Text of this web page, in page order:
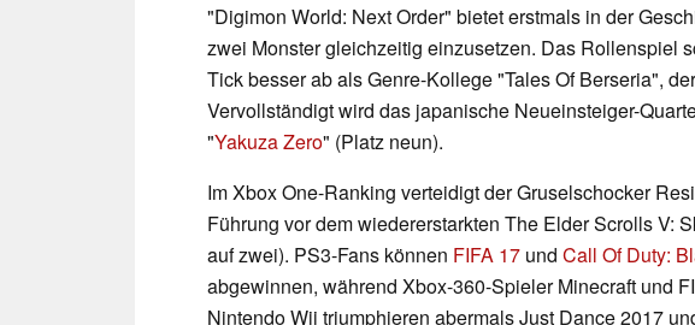
"Digimon World: Next Order" bietet erstmals in der
zwei Monster gleichzeitig einzusetzen. Das Rollenspiel
Tick besser ab als Genre-Kollege "Tales Of Berseria",
Vervollständigt wird das japanische Neueinsteiger-
"Yakuza Zero" (Platz neun).
Im Xbox One-Ranking verteidigt der Gruselschocker
Führung vor dem wiedererstarkten The Elder Scrolls V:
auf zwei). PS3-Fans können FIFA 17 und Call Of Duty:
abgewinnen, während Xbox-360-Spieler Minecraft und
Nintendo Wii triumphieren abermals Just Dance 2017